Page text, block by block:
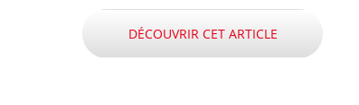
DÉCOUVRIR CET ARTICLE